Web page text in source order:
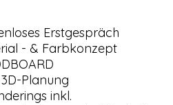
Erstgespräch
- & Farbkonzept
Planung
inkl.